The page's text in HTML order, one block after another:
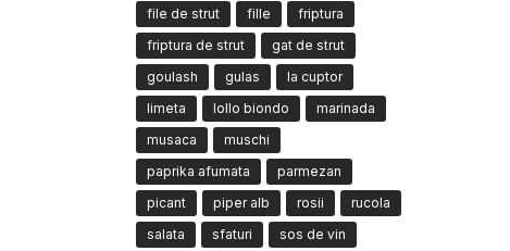
file de strut
fille
friptura
friptura de strut
gat de strut
goulash
gulas
la cuptor
limeta
lollo biondo
marinada
musaca
muschi
paprika afumata
parmezan
picant
piper alb rosii
rucola
salata
sfaturi
sos de vin